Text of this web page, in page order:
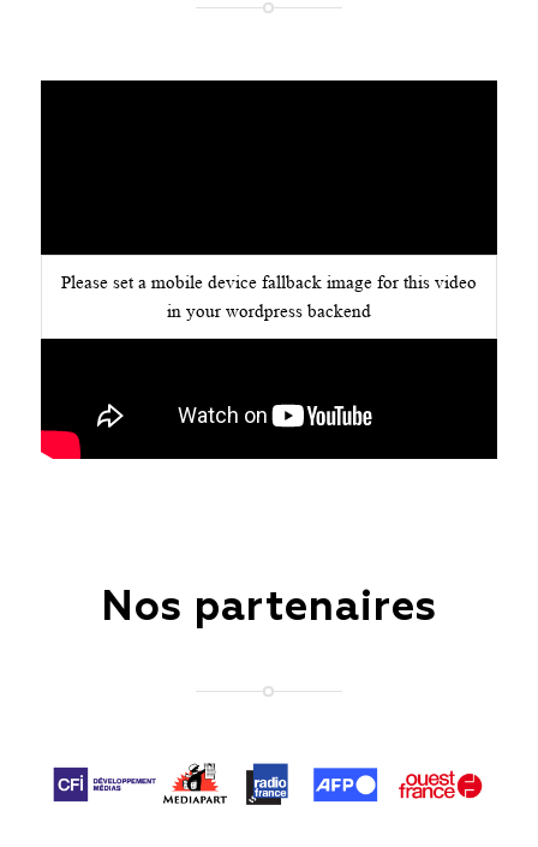
Please set a mobile device fallback image for this video
in your wordpress backend
Nos partenaires